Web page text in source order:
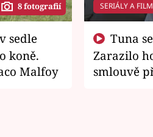
8 fotografií
koně.
Malfoy
SERIÁLY A
Zarazilo
smlouvě